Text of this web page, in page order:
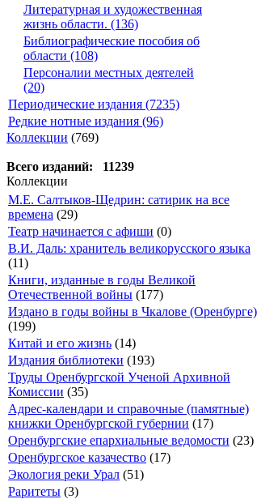
Литературная и художественная
жизнь области. (136)
Библиографические пособия об
области (108)
Персоналии местных деятелей
(20)
Периодические издания (7235)
Редкие нотные издания (96)
Коллекции (769)
Всего изданий: 11239
Коллекции
М.Е. Салтыков-Щедрин: сатирик на все
времена (29)
Театр начинается с афиши (0)
В.И. Даль: хранитель великорусского языка
(11)
Книги, изданные в годы Великой
Отечественной войны (177)
Издано в годы войны в Чкалове (Оренбурге)
(199)
Китай и его жизнь (14)
Издания библиотеки (193)
Труды Оренбургской Ученой Архивной
Комиссии (35)
Адрес-календари и справочные (памятные)
книжки Оренбургской губернии (17)
Оренбургские епархиальные ведомости (23)
Оренбургское казачество (17)
Экология реки Урал (51)
Раритеты (3)